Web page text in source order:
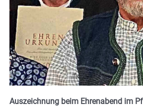
Auszeichnung beim Ehrenabend im